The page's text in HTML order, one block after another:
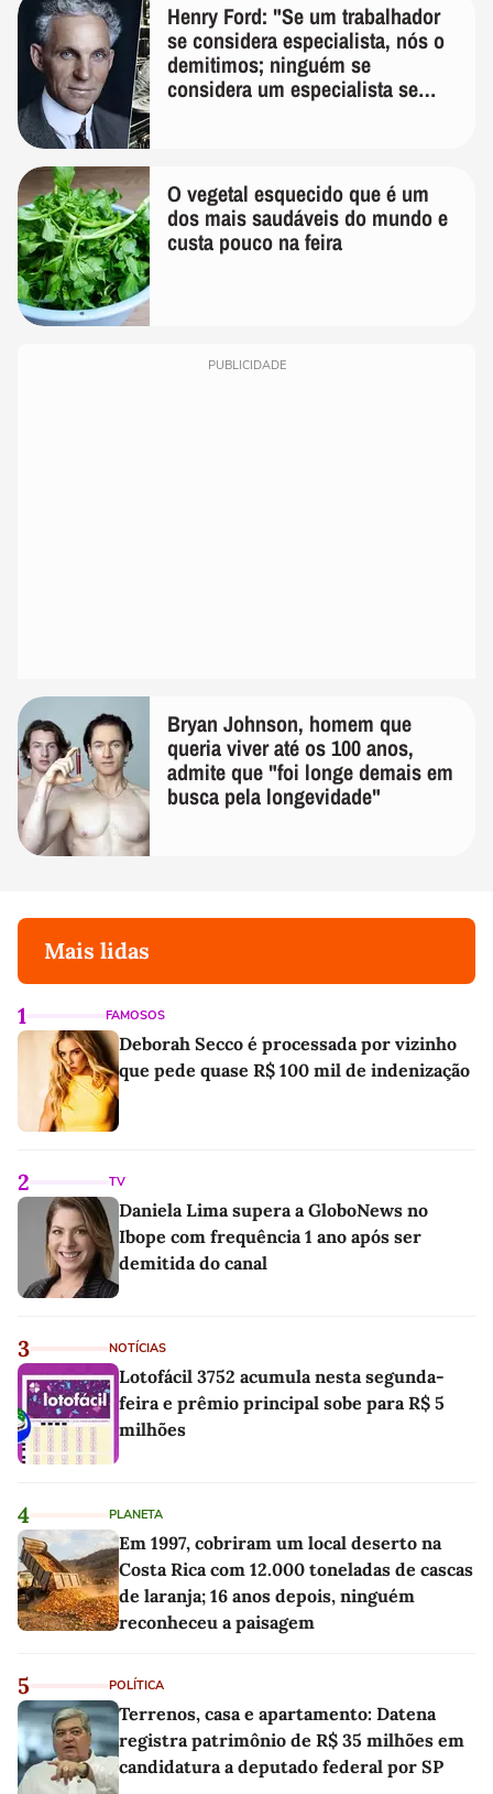
Henry Ford: "Se um trabalhador
se considera especialista, nós o
demitimos; ninguém se
considera um especialista se
O vegetal esquecido que é um
dos mais saudáveis do mundo e
custa pouco na feira
PUBLICIDADE
Bryan Johnson, homem que
queria viver até os 100 anos,
admite que "foi longe demais em
busca pela longevidade"
Mais lidas
1 FAMOSOS
Deborah Secco é processada por vizinho
que pede quase R$ 100 mil de indenização
2 TV
Daniela Lima supera a GloboNews no
Ibope com frequência 1 ano após ser
demitida do canal
3 NOTÍCIAS
Lotofácil 3752 acumula nesta segunda-
feira e prêmio principal sobe para R$ 5
milhões
4 PLANETA
Em 1997, cobriram um local deserto na
Costa Rica com 12.000 toneladas de cascas
de laranja; 16 anos depois, ninguém
reconheceu a paisagem
5 POLÍTICA
Terrenos, casa e apartamento: Datena
registra patrimônio de R$ 35 milhões em
candidatura a deputado federal por SP